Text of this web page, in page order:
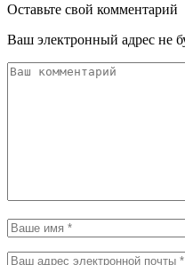
Оставьте свой комментарий
Ваш электронный адрес не